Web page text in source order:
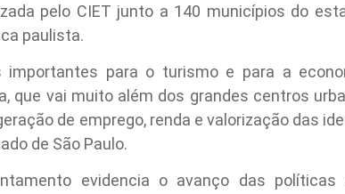
pelo CIET junto a 140 municípios do
paulista.
importantes para o turismo e para a
que vai muito além dos grandes centros
de emprego, renda e valorização das
de São Paulo.
evidencia o avanço das